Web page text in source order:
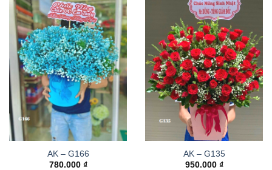
AK – G166
780.000 ₫
AK – G135
950.000 ₫